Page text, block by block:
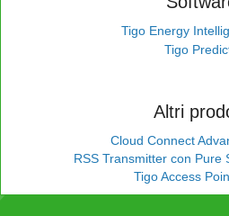
Tigo Energy
Tigo
Altri
Cloud Connect
RSS Transmitter con Pure
Tigo Access